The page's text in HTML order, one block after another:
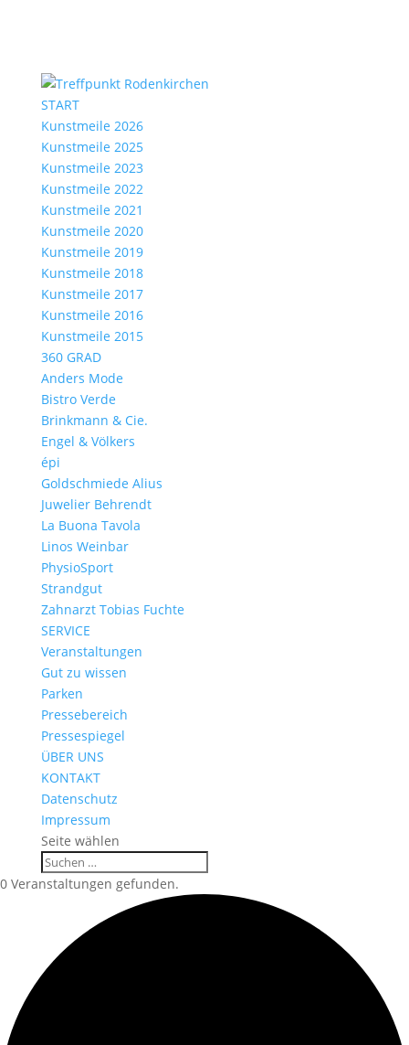
START
Kunstmeile 2026
Kunstmeile 2025
Kunstmeile 2023
Kunstmeile 2022
Kunstmeile 2021
Kunstmeile 2020
Kunstmeile 2019
Kunstmeile 2018
Kunstmeile 2017
Kunstmeile 2016
Kunstmeile 2015
360 GRAD
Anders Mode
Bistro Verde
Brinkmann & Cie.
Engel & Völkers
épi
Goldschmiede Alius
Juwelier Behrendt
La Buona Tavola
Linos Weinbar
PhysioSport
Strandgut
Zahnarzt Tobias Fuchte
SERVICE
Veranstaltungen
Gut zu wissen
Parken
Pressebereich
Pressespiegel
ÜBER UNS
KONTAKT
Datenschutz
Impressum
Seite wählen
0 Veranstaltungen gefunden.